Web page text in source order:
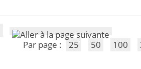
Par page : 25 50 100